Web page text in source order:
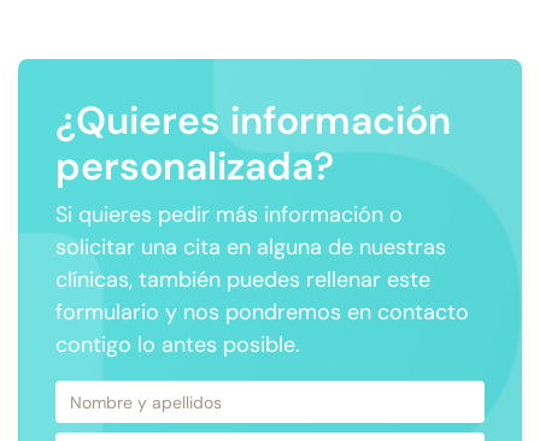
¿Quieres información
personalizada?
Si quieres pedir más información o
solicitar una cita en alguna de nuestras
clínicas, también puedes rellenar este
formulario y nos pondremos en contacto
contigo lo antes posible.